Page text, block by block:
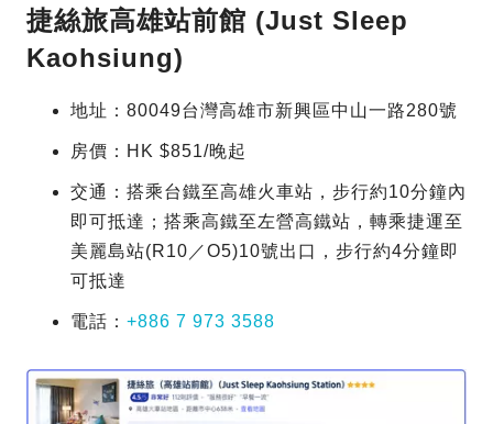
捷絲旅高雄站前館 (Just Sleep
Kaohsiung)
地址：80049台灣高雄市新興區中山一路280號
房價：HK $851/晚起
交通：搭乘台鐵至高雄火車站，步行約10分鐘內
即可抵達；搭乘高鐵至左營高鐵站，轉乘捷運至
美麗島站(R10／O5)10號出口，步行約4分鐘即
可抵達
電話： +886 7 973 3588